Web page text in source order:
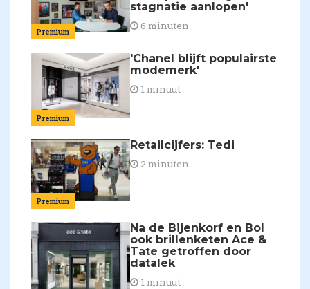
Premium
stagnatie aanlopen'
6 minuten
Premium
'Chanel blijft populairste
modemerk'
1 minuut
Premium
Retailcijfers: Tedi
2 minuten
Na de Bijenkorf en Bol
ook brillenketen Ace &
Tate getroffen door
datalek
1 minuut